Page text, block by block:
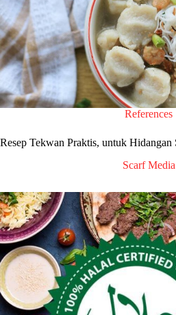
References
Resep Tekwan Praktis, untuk Hidangan
Scarf Media